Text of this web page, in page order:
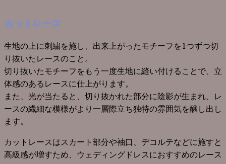
カットレース
生地の上に刺繍を施し、出来上がったモチーフを1つずつ切
り抜いたレースのこと。
切り抜いたモチーフをもう一度生地に縫い付けることで、立
体感のあるレースに仕上がります。
また、光が当たると、切り抜かれた部分に陰影が生まれ、レ
ースの繊細な模様がより一層際立ち独特の雰囲気を醸し出し
ます。
カットレースはスカート部分や袖口、デコルテなどに施すと
高級感が増すため、ウェディングドレスにおすすめのレース